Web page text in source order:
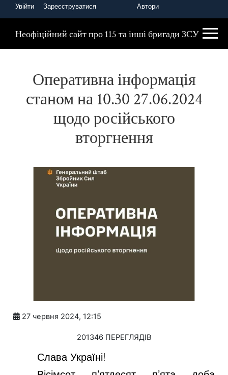
Увійти Зареєструватися Автори
Неофіційний сайт про 115 та інші бригади ЗСУ
Головна Оперативна інформація
Оперативна інформація
станом на 10.30 27.06.2024
щодо російського
вторгнення
27 червня 2024, 12:15
201346 ПЕРЕГЛЯДІВ
Слава Україні!